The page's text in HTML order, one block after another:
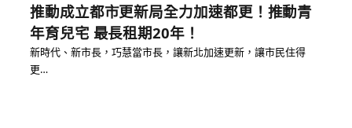
推動成立都市更新局全力加速都更！推動青
年育兒宅 最長租期20年！
新時代、新市長，巧慧當市長，讓新北加速更新，讓市民住得
更…